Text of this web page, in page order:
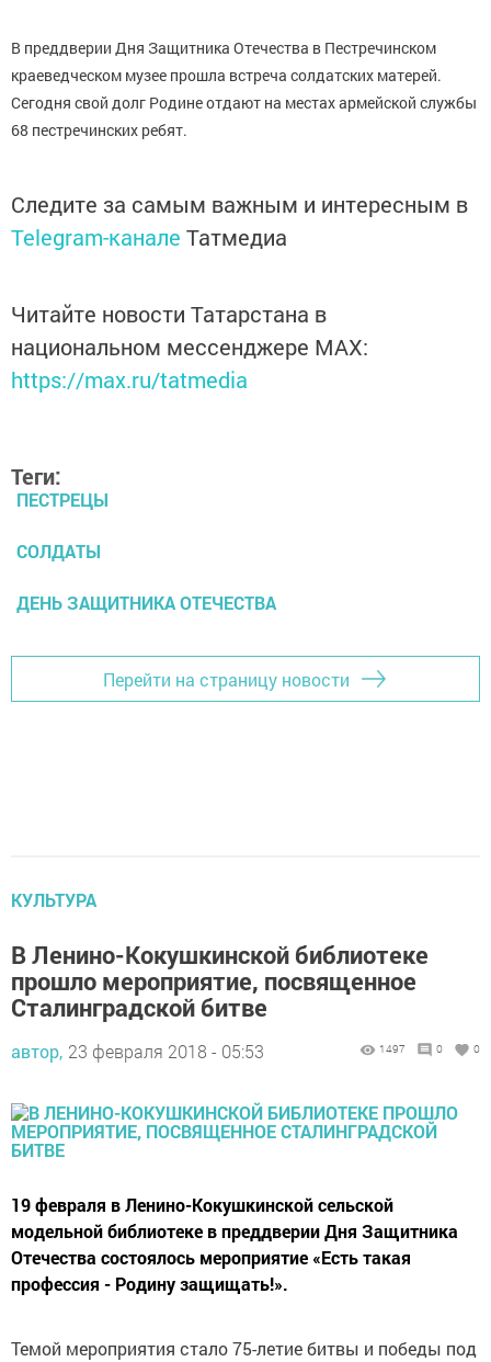
В преддверии Дня Защитника Отечества в Пестречинском
краеведческом музее прошла встреча солдатских матерей.
Сегодня свой долг Родине отдают на местах армейской службы
68 пестречинских ребят.
Следите за самым важным и интересным в
Telegram-канале Татмедиа
Читайте новости Татарстана в
национальном мессенджере MАХ:
https://max.ru/tatmedia
Теги:
ПЕСТРЕЦЫ
СОЛДАТЫ
ДЕНЬ ЗАЩИТНИКА ОТЕЧЕСТВА
Перейти на страницу новости
КУЛЬТУРА
В Ленино-Кокушкинской библиотеке
прошло мероприятие, посвященное
Сталинградской битве
автор, 23 февраля 2018 - 05:53 1497 0 0
19 февраля в Ленино-Кокушкинской сельской
модельной библиотеке в преддверии Дня Защитника
Отечества состоялось мероприятие «Есть такая
профессия - Родину защищать!».
Темой мероприятия стало 75-летие битвы и победы под